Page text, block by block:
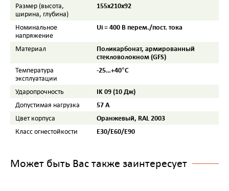
Размер (высота,
ширина, глубина)
155х210х92
Номинальное
напряжение
Ui = 400 В перем./пост. тока
Материал
Поликарбонат, армированный
стекловолокном (GFS)
Температура
эксплуатации
-25…+40°С
Ударопрочность IK 09 (10 Дж)
Допустимая нагрузка 57 A
Цвет корпуса Оранжевый, RAL 2003
Класс огнестойкости E30/E60/E90
Может быть Вас также заинтересует